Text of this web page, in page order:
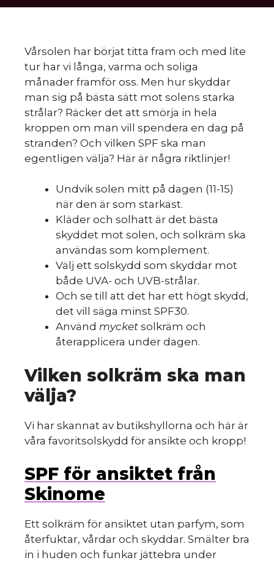
Vårsolen har börjat titta fram och med lite
tur har vi långa, varma och soliga
månader framför oss. Men hur skyddar
man sig på bästa sätt mot solens starka
strålar? Räcker det att smörja in hela
kroppen om man vill spendera en dag på
stranden? Och vilken SPF ska man
egentligen välja? Här är några riktlinjer!
Undvik solen mitt på dagen (11-15)
när den är som starkast.
Kläder och solhatt är det bästa
skyddet mot solen, och solkräm ska
användas som komplement.
Välj ett solskydd som skyddar mot
både UVA- och UVB-strålar.
Och se till att det har ett högt skydd,
det vill säga minst SPF30.
Använd mycket solkräm och
återapplicera under dagen.
Vilken solkräm ska man
välja?
Vi har skannat av butikshyllorna och här är
våra favoritsolskydd för ansikte och kropp!
SPF för ansiktet från
Skinome
Ett solkräm för ansiktet utan parfym, som
återfuktar, vårdar och skyddar. Smälter bra
in i huden och funkar jättebra under